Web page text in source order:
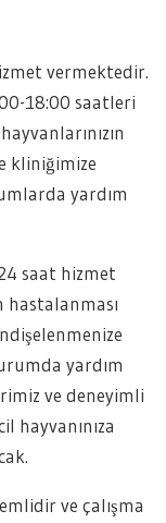
vermektedir.
18:00 saatleri
kliniğimize
yardım
saat hizmet
hastalanması
yardım
ve deneyimli
hayvanınıza
ve çalışma